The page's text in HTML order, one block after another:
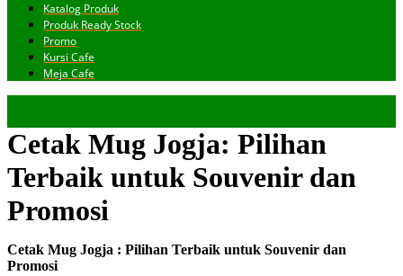
Katalog Produk
Produk Ready Stock
Promo
Kursi Cafe
Meja Cafe
Cetak Mug Jogja: Pilihan
Terbaik untuk Souvenir dan
Promosi
Cetak Mug Jogja : Pilihan Terbaik untuk Souvenir dan
Promosi